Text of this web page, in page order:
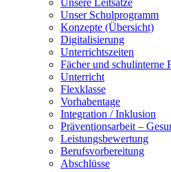
Unsere Leitsätze
Unser Schulprogramm
Konzepte (Übersicht)
Digitalisierung
Unterrichtszeiten
Fächer und schulinterne
Unterricht
Flexklasse
Vorhabentage
Integration / Inklusion
Präventionsarbeit –
Leistungsbewertung
Berufsvorbereitung
Abschlüsse